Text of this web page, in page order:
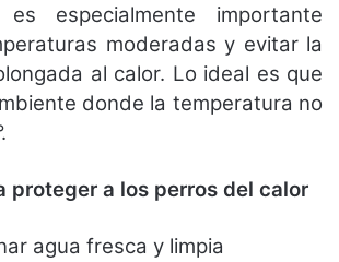
es especialmente importante
moderadas y evitar la
al calor. Lo ideal es que
donde la temperatura no
proteger a los perros del calor
agua fresca y limpia